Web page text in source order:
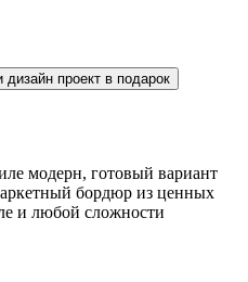
проект в подарок
модерн, готовый вариант
бордюр из ценных
и любой сложности